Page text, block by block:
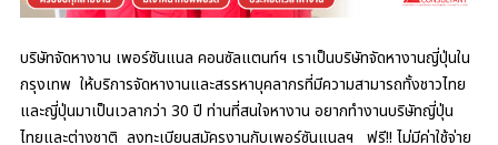
บริษัทจัดหางาน เพอร์ซันแนล คอนซัลแตนท์ฯ เราเป็นบริษัทจัดหางานญี่ปุ่นใน
กรุงเทพ ให้บริการจัดหางานและสรรหาบุคลากรที่มีความสามารถทั้งชาวไทย
และญี่ปุ่นมาเป็นเวลากว่า 30 ปี ท่านที่สนใจหางาน อยากทำงานบริษัทญี่ปุ่น
ไทยและต่างชาติ ลงทะเบียนสมัครงานกับเพอร์ซันแนลฯ ฟรี!! ไม่มีค่าใช้จ่าย